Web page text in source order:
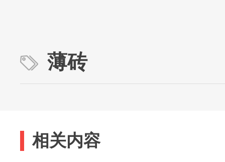
薄砖
相关内容